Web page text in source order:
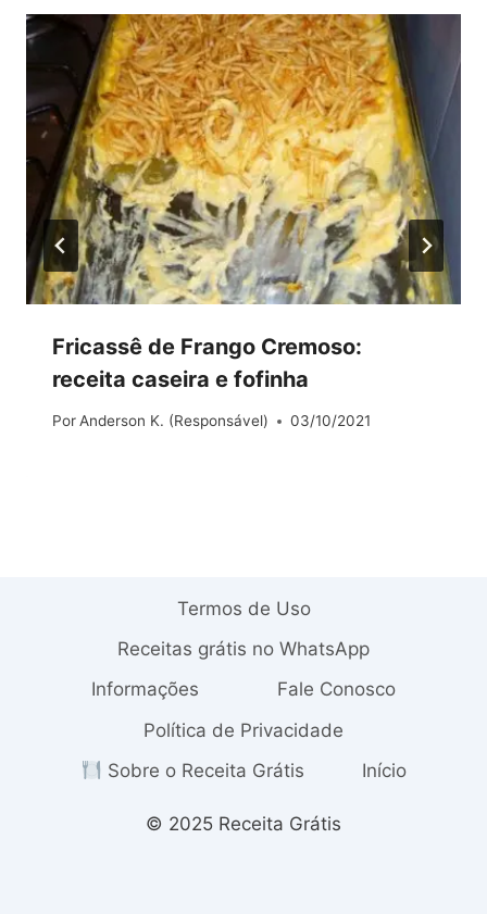
Fricassê de Frango Cremoso:
receita caseira e fofinha
Por Anderson K. (Responsável) 03/10/2021
Termos de Uso
Receitas grátis no WhatsApp
Informações
Fale Conosco
Política de Privacidade
Sobre o Receita Grátis
Início
© 2025 Receita Grátis